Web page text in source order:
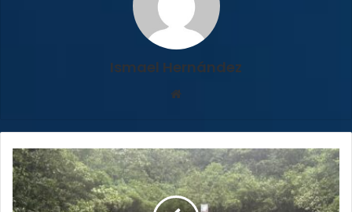
Ismael Hernández
Ruta
32
reabrió
con